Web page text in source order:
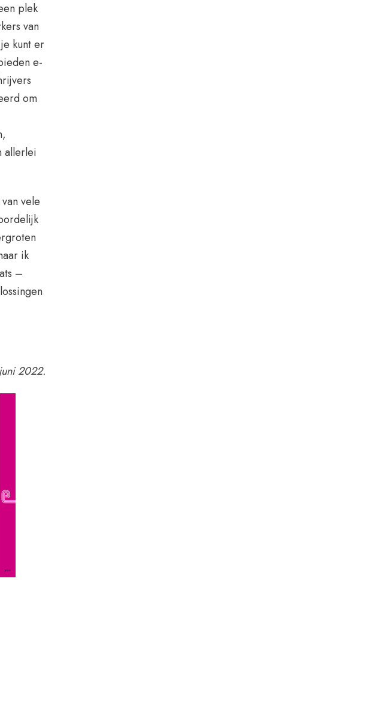
plek
van
kunt er
e-
om
allerlei
vele
ik
–
2022.